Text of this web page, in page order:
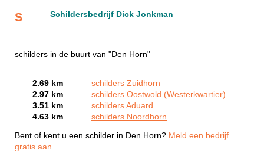
S Schildersbedrijf Dick Jonkman
schilders in de buurt van "Den Horn"
2.69 km
schilders Zuidhorn
2.97 km
schilders Oostwold (Westerkwartier)
3.51 km
schilders Aduard
4.63 km
schilders Noordhorn
Bent of kent u een schilder in Den Horn? Meld een bedrijf
gratis aan